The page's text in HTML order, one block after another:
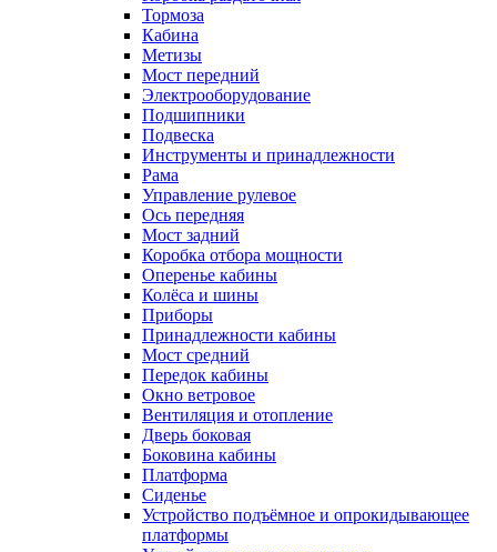
Тормоза
Кабина
Метизы
Мост передний
Электрооборудование
Подшипники
Подвеска
Инструменты и принадлежности
Рама
Управление рулевое
Ось передняя
Мост задний
Коробка отбора мощности
Оперенье кабины
Колёса и шины
Приборы
Принадлежности кабины
Мост средний
Передок кабины
Окно ветровое
Вентиляция и отопление
Дверь боковая
Боковина кабины
Платформа
Сиденье
Устройство подъёмное и опрокидывающее
платформы